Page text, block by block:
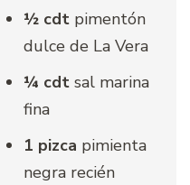
½ cdt pimentón
dulce de La Vera
¼ cdt sal marina
fina
1 pizca pimienta
negra recién